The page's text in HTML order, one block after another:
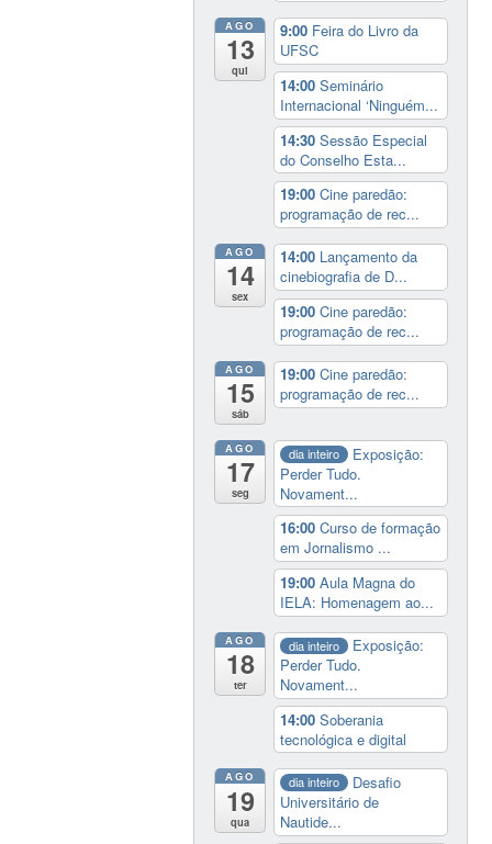
AGO
13
qui
9:00 Feira do Livro da
UFSC
14:00Seminário
Internacional ‘Ninguém...
14:30Sessão Especial
do Conselho Esta...
19:00Cine paredão:
programação de rec...
AGO
14
sex
14:00 Lançamento da
cinebiografia de D...
19:00Cine paredão:
programação de rec...
AGO
15
sáb
19:00Cine paredão:
programação de rec...
AGO
17
seg
dia inteiro
Exposição:
Perder Tudo.
Novament...
16:00Curso de formação
em Jornalismo ...
19:00Aula Magna do
IELA: Homenagem ao...
AGO
18
ter
dia inteiro
Exposição:
Perder Tudo.
Novament...
14:00Soberania
tecnológica e digital
AGO
19
qua
dia inteiro
Desafio
Universitário de
Nautide...